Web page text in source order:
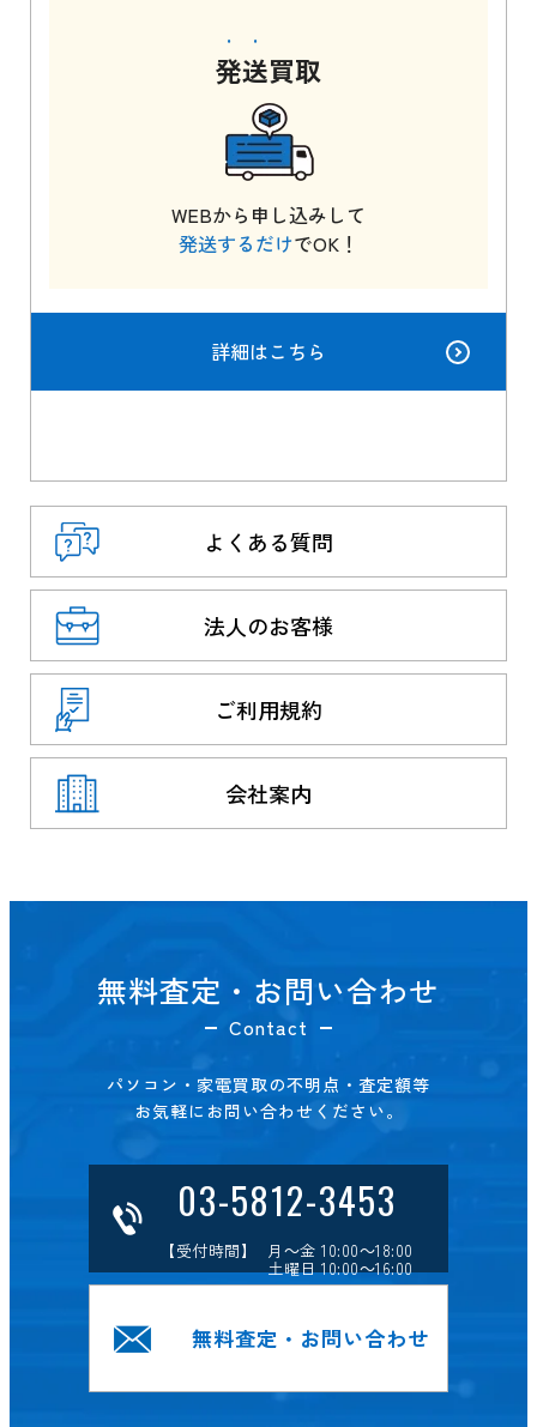
発送買取
WEBから申し込みして
発送するだけでOK！
詳細はこちら
よくある質問
法人のお客様
ご利用規約
会社案内
無料査定・お問い合わせ
Contact
パソコン・家電買取の不明点・査定額等
お気軽にお問い合わせください。
03-5812-3453
【受付時間】 月～金 10:00～18:00
土曜日 10:00～16:00
無料査定・お問い合わせ